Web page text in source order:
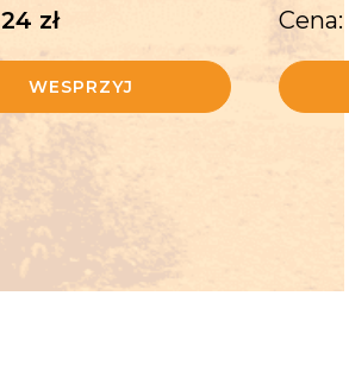
24 zł
WESPRZYJ
Cena: